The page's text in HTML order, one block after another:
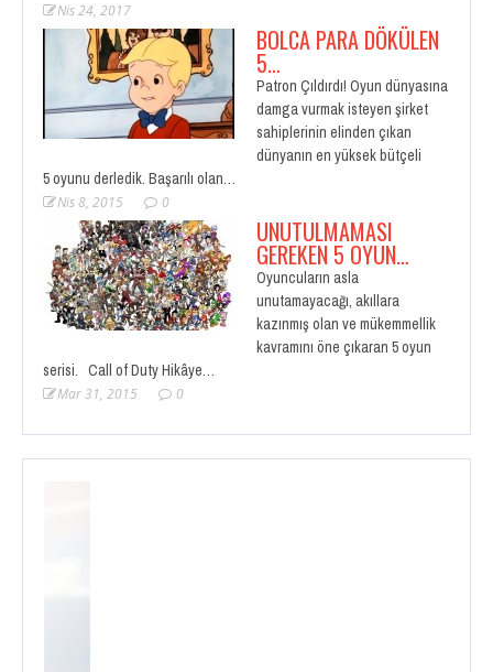
Nis 24, 2017
BOLCA PARA DÖKÜLEN
5…
Patron Çıldırdı! Oyun dünyasına
damga vurmak isteyen şirket
sahiplerinin elinden çıkan
dünyanın en yüksek bütçeli
5 oyunu derledik. Başarılı olan…
Nis 8, 2015 0
UNUTULMAMASI
GEREKEN 5 OYUN…
Oyuncuların asla
unutamayacağı, akıllara
kazınmış olan ve mükemmellik
kavramını öne çıkaran 5 oyun
serisi. Call of Duty Hikâye…
Mar 31, 2015 0